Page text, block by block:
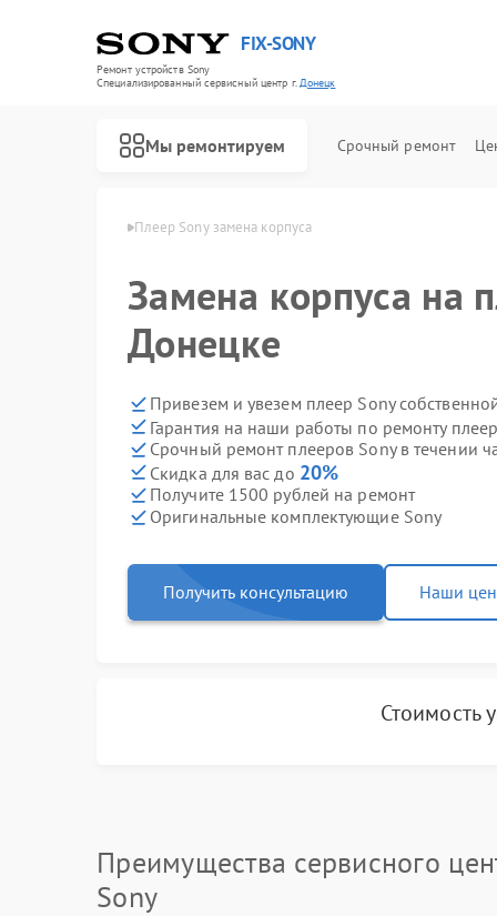
FIX-SONY
Ремонт устройств Sony
Специализированный cервисный центр г.Донецк
Мы ремонтируем Срочный ремонт
Плеер Sony замена корпуса
Замена корпуса на
Донецке
Привезем и увезем плеер Sony
Гарантия на наши работы по ремонту
Срочный ремонт плееров Sony в течении
Скидка для вас до 20%
Получите 1500 рублей на ремонт
Оригинальные комплектующие Sony
Получить консультацию Наши
Стоимость
Преимущества сервисного
Sony